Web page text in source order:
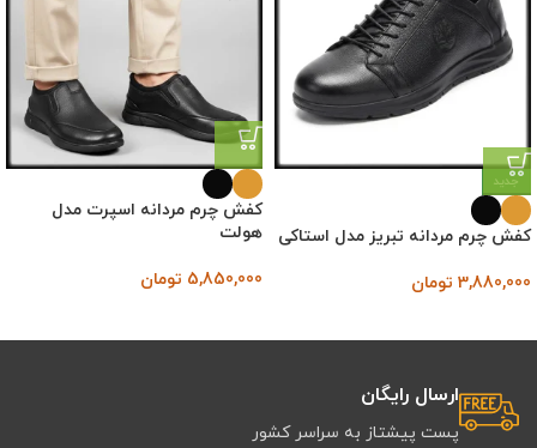
جدید
کفش چرم مردانه تبریز مدل استاکی
3,880,000 تومان
کفش چرم مردانه اسپرت مدل
هولت
5,850,000 تومان
ارسال رایگان
پست پیشتاز به سراسر کشور